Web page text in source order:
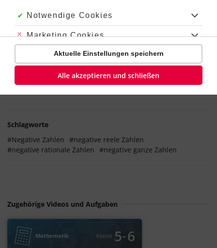
Jede negative ganze Zahl ist somit Gegenzahl einer
natürlichen Zahl.
Betrag einer negativen Zahl gilt |z
Aus negativen Zahlen darf weder eineWurzelgezogen
werden noch darf man denLogarithmuseiner negativen
Zahl bilden.
Schlagworte
#Negative Zahlen #negative reele Zahlen
#negative rationale Zahlen #negative ganze Zahlen
Zugehörige Videos und Aufgaben
Mathematik Klasse 5‐6
Akzeptiert:
Notwendige Cookies
Abgelehnt:
Marketing Cookies
Abgelehnt:
Personalisierungs-Cookies
Aktuelle Einstellungen speichern
Alle akzeptieren und schließen